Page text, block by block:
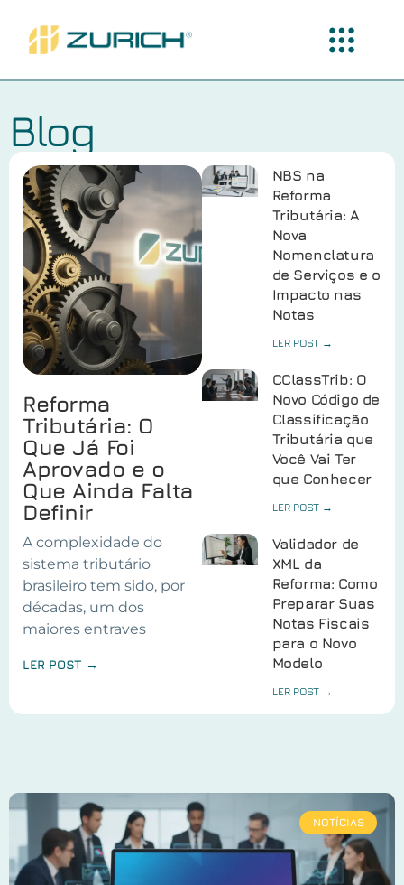
Blog
Reforma
Tributária: O
Que Já Foi
Aprovado e o
Que Ainda Falta
Definir
A complexidade do
sistema tributário
brasileiro tem sido, por
décadas, um dos
maiores entraves
LER POST →
NBS na
Reforma
Tributária: A
Nova
Nomenclatura
de Serviços e o
Impacto nas
Notas
LER POST →
CClassTrib: O
Novo Código de
Classificação
Tributária que
Você Vai Ter
que Conhecer
LER POST →
Validador de
XML da
Reforma: Como
Preparar Suas
Notas Fiscais
para o Novo
Modelo
LER POST →
NOTÍCIAS